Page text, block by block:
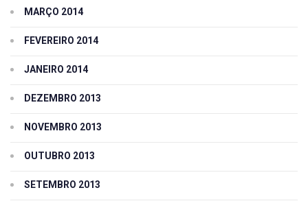
MARÇO 2014
FEVEREIRO 2014
JANEIRO 2014
DEZEMBRO 2013
NOVEMBRO 2013
OUTUBRO 2013
SETEMBRO 2013